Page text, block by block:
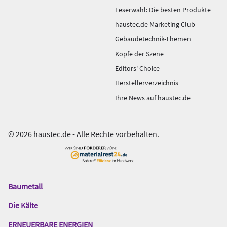
Leserwahl: Die besten Produkte
haustec.de Marketing Club
Gebäudetechnik-Themen
Köpfe der Szene
Editors' Choice
Herstellerverzeichnis
Ihre News auf haustec.de
© 2026 haustec.de - Alle Rechte vorbehalten.
Das
Gentner
Baumetall
Die Kälte
ERNEUERBARE ENERGIEN